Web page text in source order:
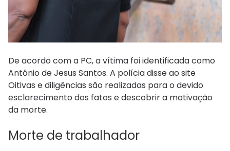
De acordo com a PC, a vítima foi identificada como
Antônio de Jesus Santos. A polícia disse ao site
Oitivas e diligências são realizadas para o devido
esclarecimento dos fatos e descobrir a motivação
da morte.
Morte de trabalhador